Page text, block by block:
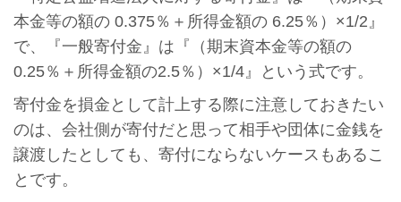
本金等の額の 0.375％＋所得金額の 6.25％）×1/2』
で、『一般寄付金』は『（期末資本金等の額の
0.25％＋所得金額の2.5％）×1/4』という式です。
寄付金を損金として計上する際に注意しておきたい
のは、会社側が寄付だと思って相手や団体に金銭を
譲渡したとしても、寄付にならないケースもあるこ
とです。